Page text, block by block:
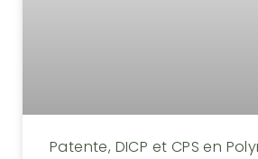
Patente, DICP et CPS en